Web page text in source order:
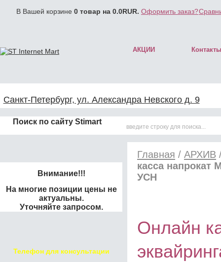
В Вашей корзине 0 товар на 0.0RUR. Оформить заказ?
АКЦИИ Контакты
Санкт-Петербург, ул. Александра Невского д. 9
Поиск по сайту Stimart
Внимание!!!
На многие позиции цены не
актуальны.
Уточняйте запросом.
Телефон для консультации
Главная / АРХИВ
касса напрокат
УСН
Онлайн